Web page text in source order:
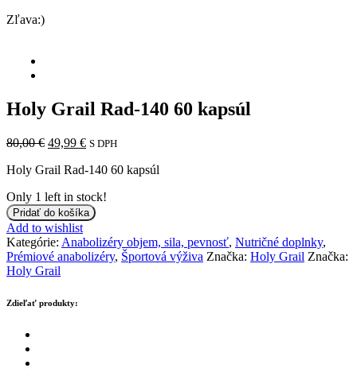
Zľava:)
Holy Grail Rad-140 60 kapsúl
80,00€ Pôvodná
bola:
49,99 €Aktuálna
je:
S DPH
Holy Grail Rad-140 60 kapsúl
Only 1 left in stock!
množstvo
Holy
Grail
Rad-
140
Pridať do košíka
Add to wishlist
Kategórie: Anabolizéry objem, sila, pevnosť, Nutričné doplnky,
Prémiové anabolizéry, Športová výživa Značka: Holy Grail Značka:
Holy Grail
Zdieľať produkty: